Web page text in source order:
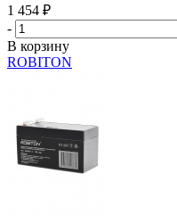
1 454 ₽
-
В корзину
ROBITON